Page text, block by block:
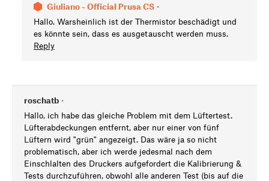
Giuliano - Official Prusa CS •
Hallo. Warsheinlich ist der Thermistor beschädigt und
es könnte sein, dass es ausgetauscht werden muss.
Reply
roschatb •
Hallo, ich habe das gleiche Problem mit dem Lüftertest.
Lüfterabdeckungen entfernt, aber nur einer von fünf
Lüftern wird "grün" angezeigt. Das wäre ja so nicht
problematisch, aber ich werde jedesmal nach dem
Einschlalten des Druckers aufgefordert die Kalibrierung &
Tests durchzuführen, obwohl alle anderen Test (bis auf die